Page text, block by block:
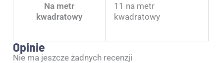
Na metr
kwadratowy
11 na metr
kwadratowy
Opinie
Nie ma jeszcze żadnych recenzji